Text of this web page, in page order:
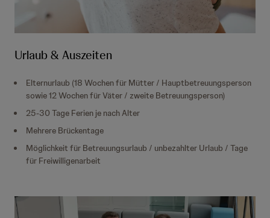
Urlaub & Auszeiten
Elternurlaub (18 Wochen für Mütter / Hauptbetreuungsperson
sowie 12 Wochen für Väter / zweite Betreuungsperson)
25-30 Tage Ferien je nach Alter
Mehrere Brückentage
Möglichkeit für Betreuungsurlaub / unbezahlter Urlaub / Tage
für Freiwilligenarbeit